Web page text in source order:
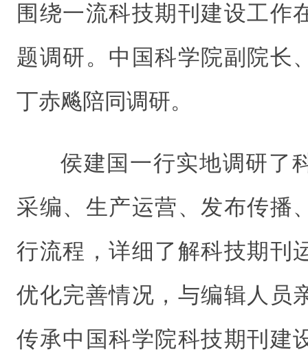
围绕一流科技期刊建设工作
题调研。中国科学院副院长
丁赤飚陪同调研。
侯建国一行实地调研了
采编、生产运营、发布传播
行流程，详细了解科技期刊
优化完善情况，与编辑人员
传承中国科学院科技期刊建